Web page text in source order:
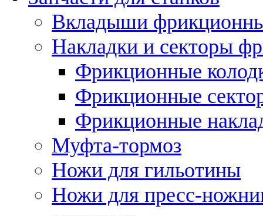
Вкладыши
Накладки и секторы
Фрикционные
Фрикционные
Фрикционные
Муфта-тормоз
Ножи для гильотины
Ножи для пресс-